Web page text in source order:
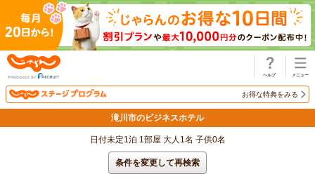
お得な特典をみる
滝川市のビジネスホテル
日付未定1泊 1部屋 大人1名 子供0名
条件を変更して再検索